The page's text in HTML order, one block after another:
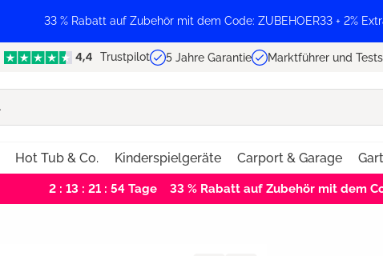
33 % Rabatt auf Zubehör mit dem Code: ZUBEHOER33 + 2%
Trustpilot 5 Jahre Garantie Marktführer und
Hot Tub & Co. Kinderspielgeräte Carport & Garage
2 : 13 : 21 : 54Tage 33 % Rabatt auf Zubehör mit dem